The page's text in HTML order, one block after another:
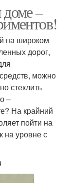
доме –
на широком
дорог,
можно
стеклить
–
На крайний
пойти на
на уровне с